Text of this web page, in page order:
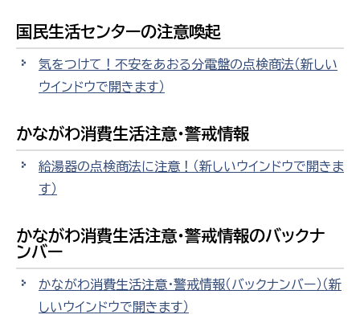
国民生活センターの注意喚起
気をつけて！不安をあおる分電盤の点検商法（新しい
ウインドウで開きます）
かながわ消費生活注意・警戒情報
給湯器の点検商法に注意！ （新しいウインドウで開きま
す）
かながわ消費生活注意・警戒情報のバックナ
ンバー
かながわ消費生活注意・警戒情報（バックナンバー） （新
しいウインドウで開きます）